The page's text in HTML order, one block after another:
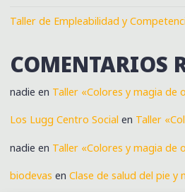
Taller de Empleabilidad y
COMENTARIOS
nadie en Taller «Colores y magia de
Los Lugg Centro Social en Taller
nadie en Taller «Colores y magia de
biodevas enClase de salud del pie y